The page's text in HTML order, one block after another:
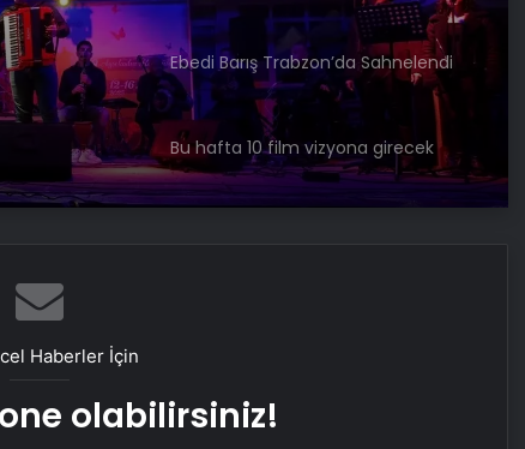
Ebedi Barış Trabzon’da Sahnelendi
Bu hafta 10 film vizyona girecek
Haberler İçin
olabilirsiniz!